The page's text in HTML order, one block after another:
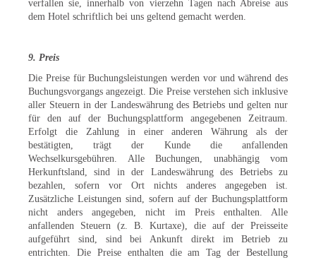
verfallen sie, innerhalb von vierzehn Tagen nach Abreise aus
dem Hotel schriftlich bei uns geltend gemacht werden.
9. Preis
Die Preise für Buchungsleistungen werden vor und während des
Buchungsvorgangs angezeigt. Die Preise verstehen sich inklusive
aller Steuern in der Landeswährung des Betriebs und gelten nur
für den auf der Buchungsplattform angegebenen Zeitraum.
Erfolgt die Zahlung in einer anderen Währung als der
bestätigten, trägt der Kunde die anfallenden
Wechselkursgebühren. Alle Buchungen, unabhängig vom
Herkunftsland, sind in der Landeswährung des Betriebs zu
bezahlen, sofern vor Ort nichts anderes angegeben ist.
Zusätzliche Leistungen sind, sofern auf der Buchungsplattform
nicht anders angegeben, nicht im Preis enthalten. Alle
anfallenden Steuern (z. B. Kurtaxe), die auf der Preisseite
aufgeführt sind, sind bei Ankunft direkt im Betrieb zu
entrichten. Die Preise enthalten die am Tag der Bestellung